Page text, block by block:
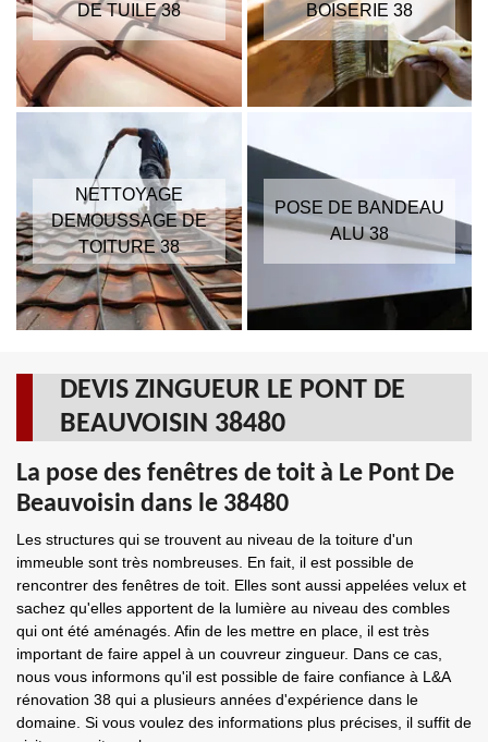
DE TUILE 38
BOISERIE 38
NETTOYAGE
DEMOUSSAGE DE
TOITURE 38
POSE DE BANDEAU
ALU 38
DEVIS ZINGUEUR LE PONT DE
BEAUVOISIN 38480
La pose des fenêtres de toit à Le Pont De
Beauvoisin dans le 38480
Les structures qui se trouvent au niveau de la toiture d'un
immeuble sont très nombreuses. En fait, il est possible de
rencontrer des fenêtres de toit. Elles sont aussi appelées velux et
sachez qu'elles apportent de la lumière au niveau des combles
qui ont été aménagés. Afin de les mettre en place, il est très
important de faire appel à un couvreur zingueur. Dans ce cas,
nous vous informons qu'il est possible de faire confiance à L&A
rénovation 38 qui a plusieurs années d'expérience dans le
domaine. Si vous voulez des informations plus précises, il suffit de